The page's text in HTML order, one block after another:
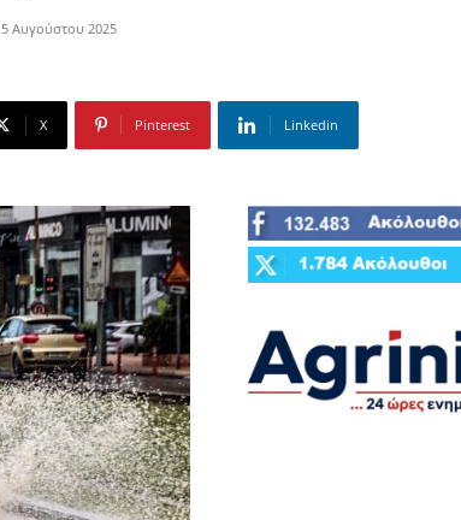
5 Αυγούστου 2025
X Pinterest Linkedin